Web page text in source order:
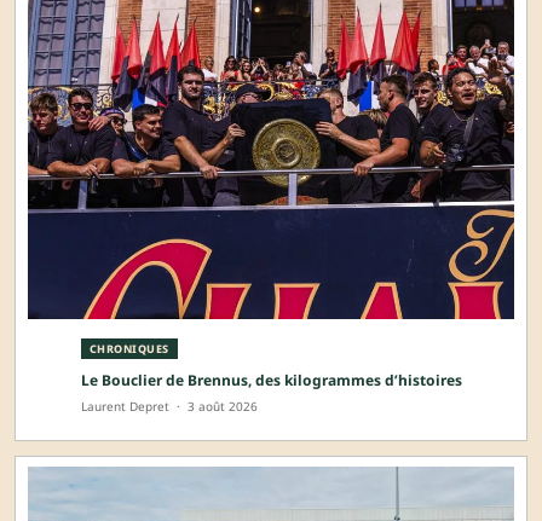
CHRONIQUES
Le Bouclier de Brennus, des kilogrammes d’histoires
Laurent Depret· 3 août 2026